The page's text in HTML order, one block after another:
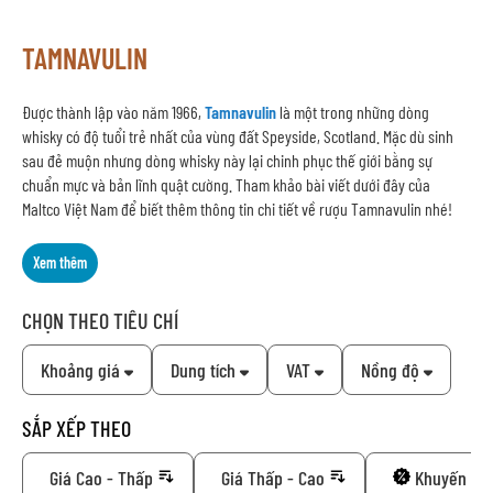
TAMNAVULIN
Được thành lập vào năm 1966, Tamnavulinlà một trong những dòng
whisky có độ tuổi trẻ nhất của vùng đất Speyside, Scotland. Mặc dù sinh
sau đẻ muộn nhưng dòng whisky này lại chinh phục thế giới bằng sự
chuẩn mực và bản lĩnh quật cường. Tham khảo bài viết dưới đây của
Maltco Việt Nam để biết thêm thông tin chi tiết về rượu Tamnavulin nhé!
Xem thêm
CHỌN THEO TIÊU CHÍ
Khoảng giá Dung tích VAT Nồng độ
SẮP XẾP THEO
Giá Cao - Thấp Giá Thấp - Cao Khuyến